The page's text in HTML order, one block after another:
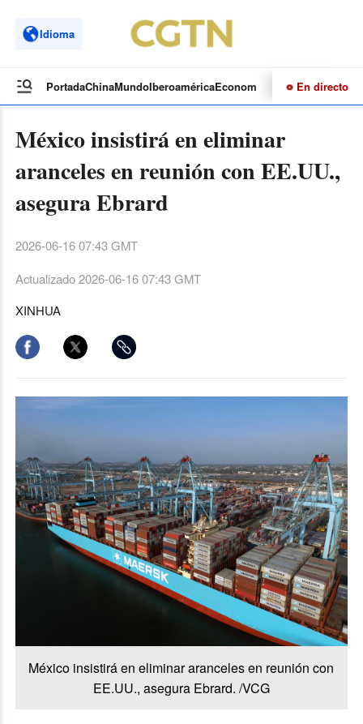
Idioma
PortadaChinaMundoIberoaméricaEconomía CulturaDeportes
En directo
México insistirá en eliminar
aranceles en reunión con EE.UU.,
asegura Ebrard
2026-06-16 07:43 GMT
Actualizado2026-06-16 07:43 GMT
XINHUA
México insistirá en eliminar aranceles en reunión con
EE.UU., asegura Ebrard. /VCG